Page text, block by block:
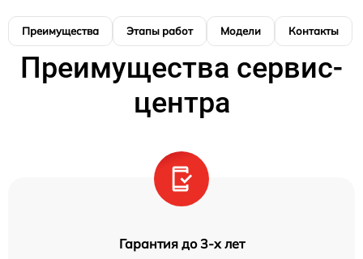
Преимущества Этапы работ Модели Контакты
Преимущества сервис-
центра
Гарантия до 3-х лет